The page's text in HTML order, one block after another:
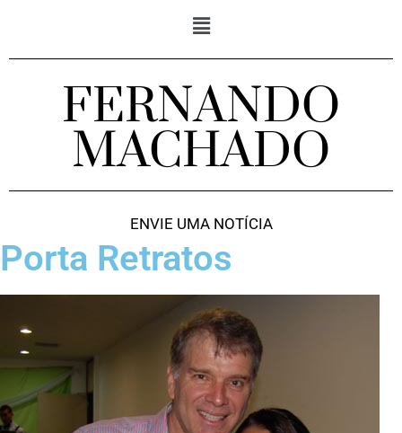
FERNANDO
MACHADO
ENVIE UMA NOTÍCIA
Porta Retratos